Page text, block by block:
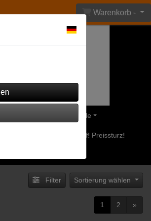
Warenkorb -
Olsberg Ersatzteile
Ausverkauf! Preissturz!
Sortierung wählen
Filter
1 2 »